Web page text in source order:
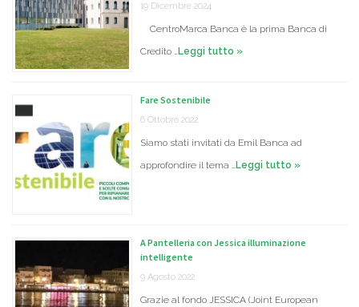
19 Dicembre 2024
CentroMarca Banca è la prima Banca di
Credito …Leggi tutto »
Fare Sostenibile
6 Ottobre 2022
Siamo stati invitati da Emil Banca ad
approfondire il tema …Leggi tutto »
A Pantelleria con Jessica illuminazione
intelligente
9 Agosto 2022
Grazie al fondo JESSICA (Joint European